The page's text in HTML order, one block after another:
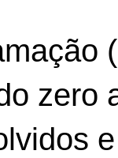
zero